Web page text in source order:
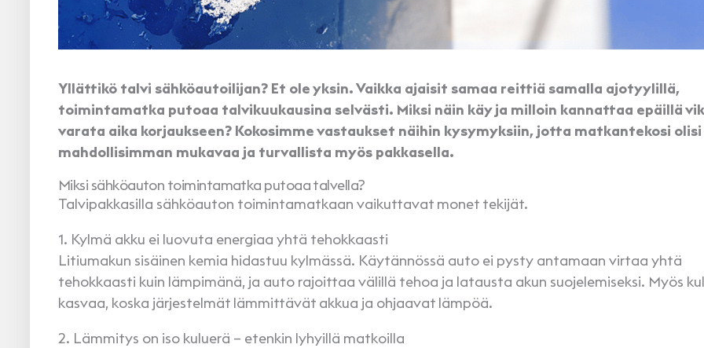
Yllättikö talvi sähköautoilijan? Et ole yksin. Vaikka ajaisit samaa reittiä samalla ajotyylillä,
toimintamatka putoaa talvikuukausina selvästi. Miksi näin käy ja milloin kannattaa epäillä
varata aika korjaukseen? Kokosimme vastaukset näihin kysymyksiin, jotta matkantekosi olisi
mahdollisimman mukavaa ja turvallista myös pakkasella.
Miksi sähköauton toimintamatka putoaa talvella?
Talvipakkasilla sähköauton toimintamatkaan vaikuttavat monet tekijät.
1. Kylmä akku ei luovuta energiaa yhtä tehokkaasti
Litiumakun sisäinen kemia hidastuu kylmässä. Käytännössä auto ei pysty antamaan virtaa yhtä
tehokkaasti kuin lämpimänä, ja auto rajoittaa välillä tehoa ja latausta akun suojelemiseksi. Myös
kasvaa, koska järjestelmät lämmittävät akkua ja ohjaavat lämpöä.
2. Lämmitys on iso kuluerä – etenkin lyhyillä matkoilla